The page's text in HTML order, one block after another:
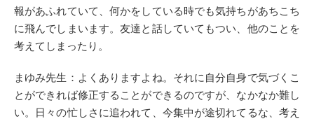
報があふれていて、何かをしている時でも気持ちがあちこち
に飛んでしまいます。友達と話していてもつい、他のことを
考えてしまったり。
まゆみ先生：よくありますよね。それに自分自身で気づくこ
とができれば修正することができるのですが、なかなか難し
い。日々の忙しさに追われて、今集中が途切れてるな、考え